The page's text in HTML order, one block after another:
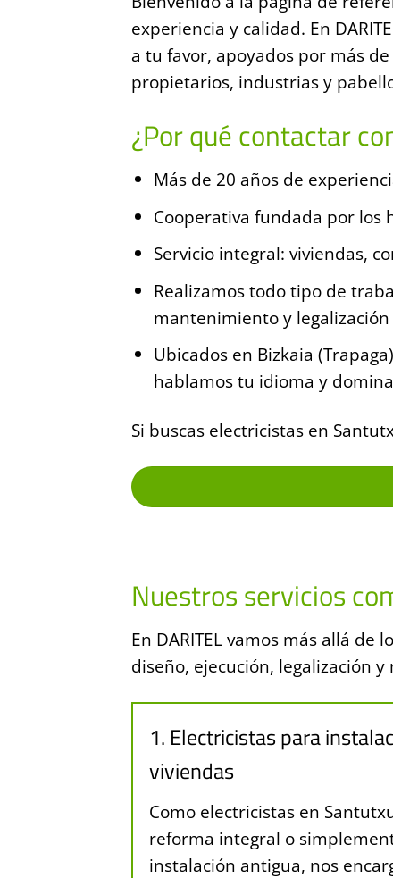
experiencia y calidad. En
a tu favor, apoyados por más
propietarios, industrias y
¿Por qué contactar
Más de 20 años de
Cooperativa fundada por los
Servicio integral: viviendas,
Realizamos todo tipo de
mantenimiento y
Ubicados en Bizkaia
hablamos tu idioma y
Si buscas electricistas en
Nuestros servicios
En DARITEL vamos más allá
diseño, ejecución, legalización
1. Electricistas para
viviendas
Como electricistas en
reforma integral o
instalación antigua, nos